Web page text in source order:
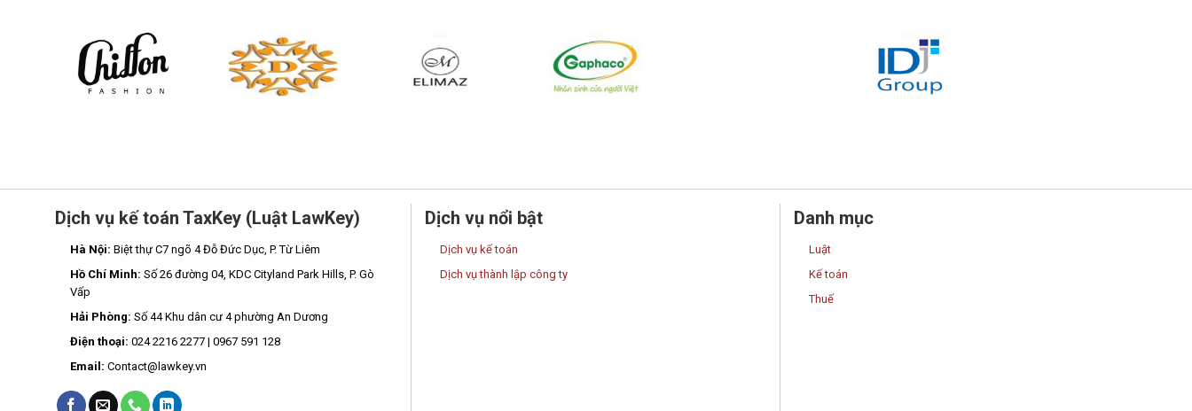
Dịch vụ kế toán TaxKey (Luật LawKey)
Hà Nội: Biệt thự C7 ngõ 4 Đỗ Đức Dục, P. Từ Liêm
Hồ Chí Minh: Số 26 đường 04, KDC Cityland Park Hills, P. Gò
Vấp
Hải Phòng: Số 44 Khu dân cư 4 phường An Dương
Điện thoại: 024 2216 2277 | 0967 591 128
Email: Contact@lawkey.vn
Dịch vụ nổi bật
Dịch vụ kế toán
Dịch vụ thành lập công ty
Danh mục
Luật
Kế toán
Thuế